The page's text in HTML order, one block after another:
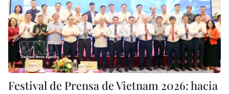
Festival de Prensa de Vietnam 2026: hacia